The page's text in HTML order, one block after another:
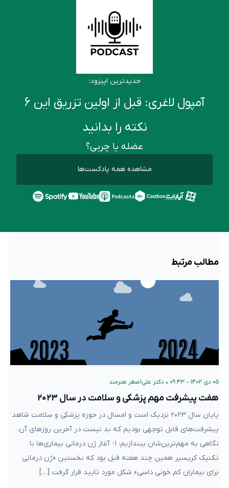
جدیدترین اپیزود:
آمپول لاغری: قبل از اولین تزریق این ۶
نکته را بدانید
عضله یا چربی؟
مشاهده همه پادکست‌ها
مطالب مرتبط
۰۵ دی ۱۴۰۲ – ۰۹:۴۳ • دکتر علی‌اصغر هنرمند
هفت پیشرفت مهم پزشکی و سلامت در سال ۲۰۲۳
پایان سال ۲۰۲۳ نزدیک است و امسال در حوزه پزشکی و سلامت شاهد
پیشرفت‌های قابل توجهی بودیم که بد نیست در آخرین روزهای آن،
نگاهی به مهم‌ترین‌شان بیندازیم: ۱- آغاز ژن درمانی بیماری‌ها با
تکنیک کریسپر همین چند هفته قبل بود که نخستین «ژن درمانی
برای بیماران کم خونی داسی» شکل مورد تایید قرار گرفت […]